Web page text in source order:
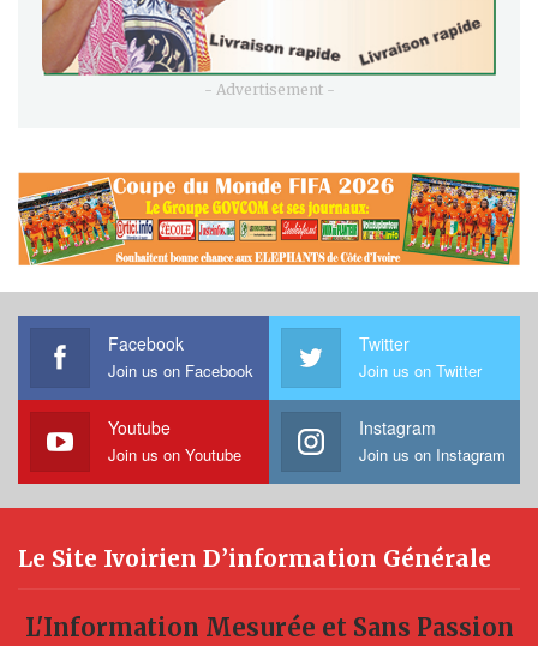
- Advertisement -
Facebook
Join us on Facebook
Twitter
Join us on Twitter
Youtube
Join us on Youtube
Instagram
Join us on Instagram
Le Site Ivoirien D’information Générale
L'Information Mesurée et Sans Passion